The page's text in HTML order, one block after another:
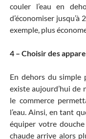
couler l’eau en
d’économiser
exemple, plus
4 – Choisir des
En dehors du simple
existe aujourd’hui de
le commerce
l’eau. Ainsi, en tant
équiper votre douche
chaude arrive alors